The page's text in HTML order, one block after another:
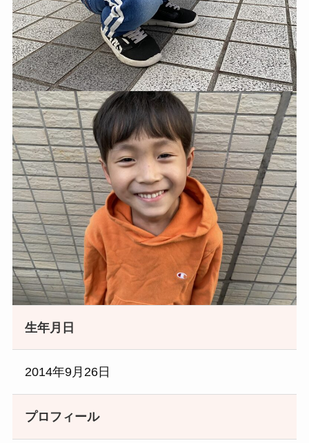
生年月日
2014年9月26日
プロフィール